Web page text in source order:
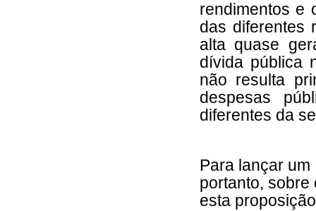
rendimentos e
das diferentes
alta quase
dívida pública
não resulta
despesas
diferentes da
Para lançar
portanto, sobre
esta